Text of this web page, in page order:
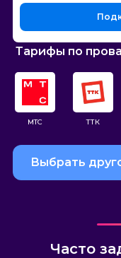
Тарифы по
МТС ТТК
Выбрать
Часто